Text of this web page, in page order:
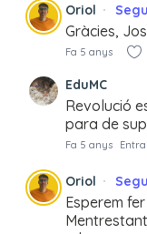
Oriol
Gràcies,
Fa 5 anys
EduMC
Revolució
para de
Fa 5 anys
Oriol
Esperem